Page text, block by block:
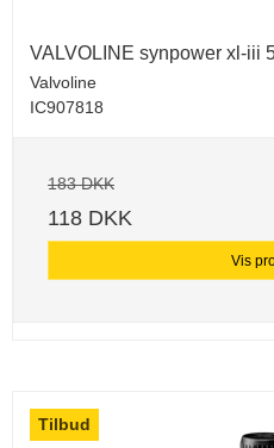
VALVOLINE synpower xl-iii
Valvoline
IC907818
183 DKK
118 DKK
Vis
Tilbud